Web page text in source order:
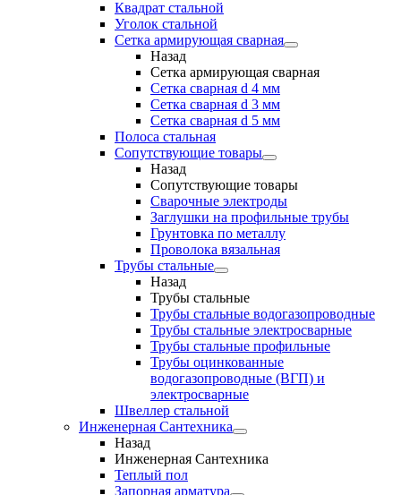
Квадрат стальной
Уголок стальной
Сетка армирующая сварная
Назад
Сетка армирующая сварная
Сетка сварная d 4 мм
Сетка сварная d 3 мм
Сетка сварная d 5 мм
Полоса стальная
Сопутствующие товары
Назад
Сопутствующие товары
Сварочные электроды
Заглушки на профильные трубы
Грунтовка по металлу
Проволока вязальная
Трубы стальные
Назад
Трубы стальные
Трубы стальные водогазопроводные
Трубы стальные электросварные
Трубы стальные профильные
Трубы оцинкованные
водогазопроводные (ВГП) и
электросварные
Швеллер стальной
Инженерная Сантехника
Назад
Инженерная Сантехника
Теплый пол
Запорная арматура